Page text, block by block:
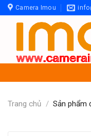
Skip
to
Camera Imou
Trang chủ / Sản phẩm